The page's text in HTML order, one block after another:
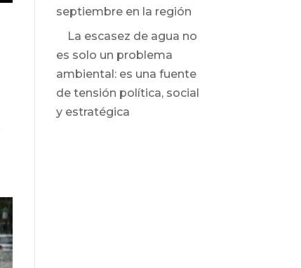
septiembre en la región
La escasez de agua no
es solo un problema
ambiental: es una fuente
de tensión política, social
y estratégica